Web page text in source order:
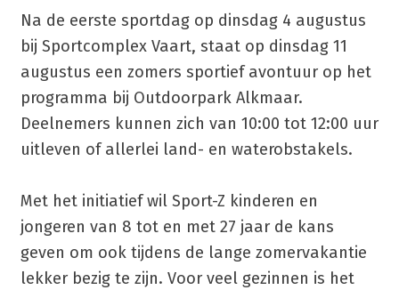
Na de eerste sportdag op dinsdag 4 augustus
bij Sportcomplex Vaart, staat op dinsdag 11
augustus een zomers sportief avontuur op het
programma bij Outdoorpark Alkmaar.
Deelnemers kunnen zich van 10:00 tot 12:00 uur
uitleven of allerlei land- en waterobstakels.
Met het initiatief wil Sport-Z kinderen en
jongeren van 8 tot en met 27 jaar de kans
geven om ook tijdens de lange zomervakantie
lekker bezig te zijn. Voor veel gezinnen is het